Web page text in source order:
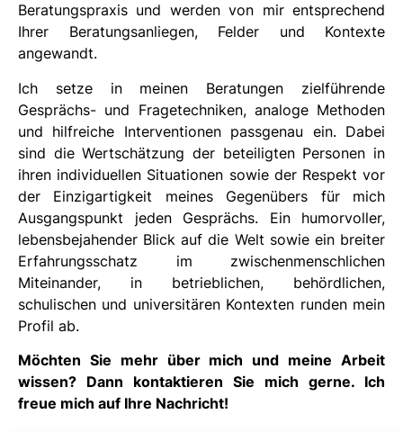
Beratungspraxis und werden von mir entsprechend
Ihrer Beratungsanliegen, Felder und Kontexte
angewandt.
Ich setze in meinen Beratungen zielführende
Gesprächs- und Fragetechniken, analoge Methoden
und hilfreiche Interventionen passgenau ein. Dabei
sind die Wertschätzung der beteiligten Personen in
ihren individuellen Situationen sowie der Respekt vor
der Einzigartigkeit meines Gegenübers für mich
Ausgangspunkt jeden Gesprächs. Ein humorvoller,
lebensbejahender Blick auf die Welt sowie ein breiter
Erfahrungsschatz im zwischenmenschlichen
Miteinander, in betrieblichen, behördlichen,
schulischen und universitären Kontexten runden mein
Profil ab.
Möchten Sie mehr über mich und meine Arbeit
wissen? Dann kontaktieren Sie mich gerne. Ich
freue mich auf Ihre Nachricht!